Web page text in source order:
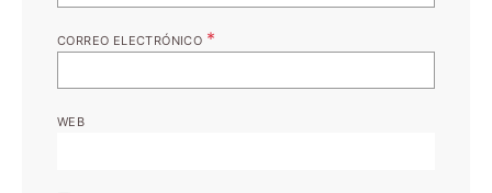
CORREO ELECTRÓNICO *
WEB